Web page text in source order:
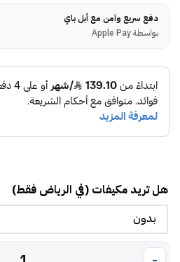
دفع سريع وآمن مع أبل باي
بواسطة Apple Pay
هل تريد مكيفات (في الرياض فقط)